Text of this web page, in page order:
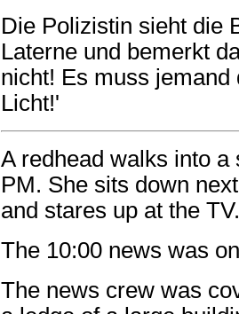
Die Polizistin sieht die
Laterne und bemerkt
nicht! Es muss
Licht!'
A redhead walks into
PM. She sits down
and stares up at the TV.
The 10:00 news was
The news crew was